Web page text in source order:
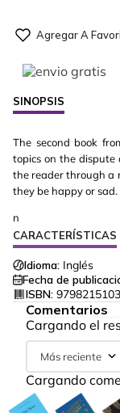
SINOPSIS
The second book
topics on the dispute
the reader through a
they be happy or sad.
n
CARACTERÍSTICAS
Idioma: Inglés
Fecha de
ISBN:
Comentarios
Cargando el
Más reciente
Cargando